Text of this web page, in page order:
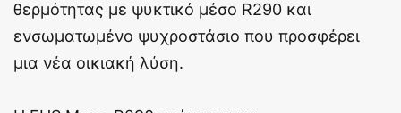
θερμότητας με ψυκτικό μέσο R290 και
ενσωματωμένο ψυχροστάσιο που προσφέρει
μια νέα οικιακή λύση.